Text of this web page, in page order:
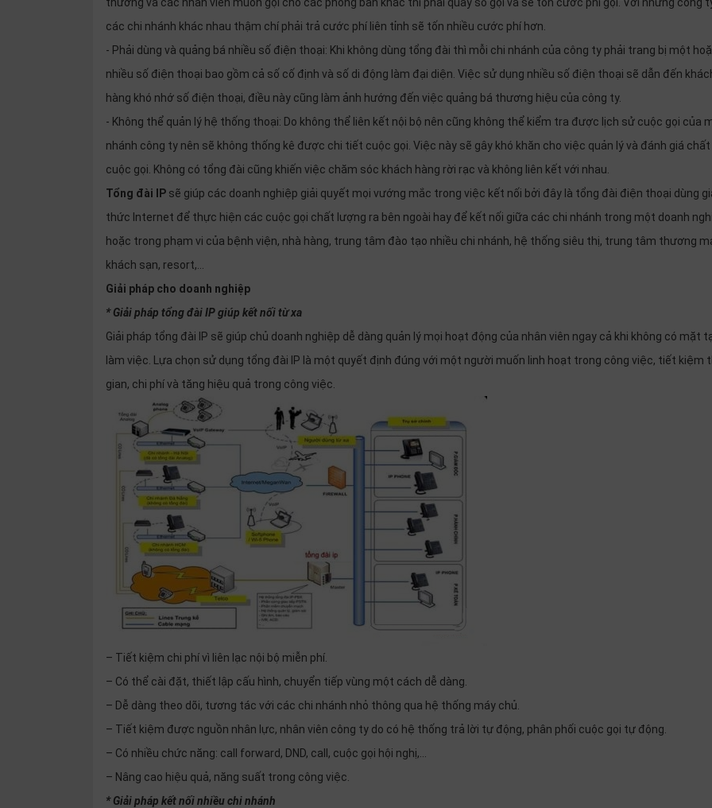
các chi nhánh khác nhau thậm chí phải trả cước phí liên tỉnh sẽ tốn nhiều cước phí hơn.
- Phải dùng và quảng bá nhiều số điện thoại: Khi không dùng tổng đài thì mỗi chi nhánh của công ty phải trang bị một
nhiều số điện thoại bao gồm cả số cố định và số di động làm đại diện. Việc sử dụng nhiều số điện thoại sẽ dẫn đến
hàng khó nhớ số điện thoại, điều này cũng làm ảnh hướng đến việc quảng bá thương hiệu của công ty.
- Không thể quản lý hệ thống thoại: Do không thể liên kết nội bộ nên cũng không thể kiểm tra được lịch sử cuộc gọi của
nhánh công ty nên sẽ không thống kê được chi tiết cuộc gọi. Việc này sẽ gây khó khăn cho việc quản lý và đánh giá
cuộc gọi. Không có tổng đài cũng khiến việc chăm sóc khách hàng rời rạc và không liên kết với nhau.
Tổng đài IP sẽ giúp các doanh nghiệp giải quyết mọi vướng mắc trong việc kết nối bởi đây là tổng đài điện thoại dùng
thức Internet để thực hiện các cuộc gọi chất lượng ra bên ngoài hay để kết nối giữa các chi nhánh trong một doanh
hoặc trong phạm vi của bệnh viện, nhà hàng, trung tâm đào tạo nhiều chi nhánh, hệ thống siêu thị, trung tâm thương
khách sạn, resort,…
Giải pháp cho doanh nghiệp
* Giải pháp tổng đài IP giúp kết nối từ xa
Giải pháp tổng đài IP sẽ giúp chủ doanh nghiệp dễ dàng quản lý mọi hoạt động của nhân viên ngay cả khi không có mặt
làm việc. Lựa chọn sử dụng tổng đài IP là một quyết định đúng với một người muốn linh hoạt trong công việc, tiết kiệm
gian, chi phí và tăng hiệu quả trong công việc.
– Tiết kiệm chi phí vì liên lạc nội bộ miễn phí.
– Có thể cài đặt, thiết lập cấu hình, chuyển tiếp vùng một cách dễ dàng.
– Dễ dàng theo dõi, tương tác với các chi nhánh nhỏ thông qua hệ thống máy chủ.
– Tiết kiệm được nguồn nhân lực, nhân viên công ty do có hệ thống trả lời tự động, phân phối cuộc gọi tự động.
– Có nhiều chức năng: call forward, DND, call, cuộc gọi hội nghị,…
– Nâng cao hiệu quả, năng suất trong công việc.
* Giải pháp kết nối nhiều chi nhánh